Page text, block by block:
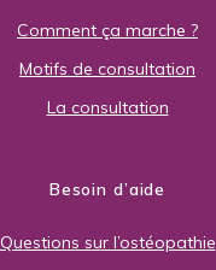
Comment ça marche ?
Motifs de consultation
La consultation
Besoin d’aide
Questions sur l’ostéopathie